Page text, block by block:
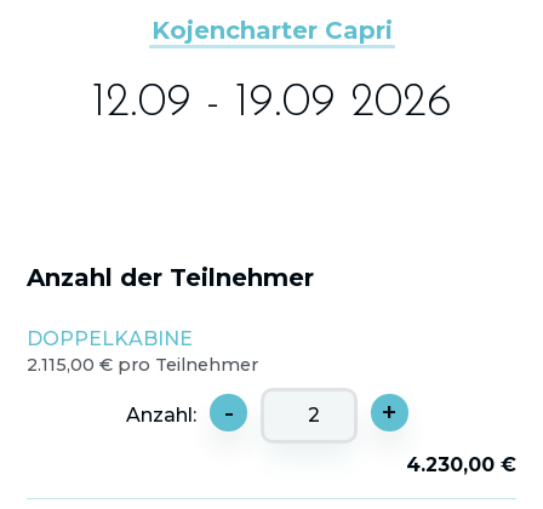
Kojencharter Capri
12.09 - 19.09 2026
Anzahl der Teilnehmer
DOPPELKABINE
2.115,00 € pro Teilnehmer
Anzahl: - +
4.230,00 €